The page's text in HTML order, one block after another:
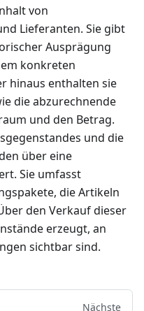
von
Lieferanten. Sie gibt
Ausprägung
konkreten
hinaus enthalten sie
die abzurechnende
und den Betrag.
und die
über eine
Sie umfasst
die Artikeln
den Verkauf dieser
erzeugt, an
sichtbar sind.
Nächste